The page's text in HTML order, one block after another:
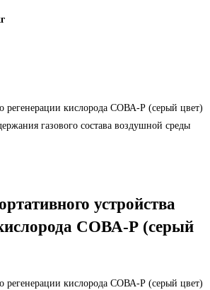
регенерации кислорода СОВА-Р (серый цвет)
газового состава воздушной среды
устройства
СОВА-Р (серый
регенерации кислорода СОВА-Р (серый цвет)